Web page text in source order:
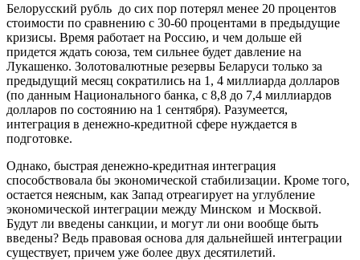
Белорусский рубль до сих пор потерял менее 20 процентов
стоимости по сравнению с 30-60 процентами в предыдущие
кризисы. Время работает на Россию, и чем дольше ей
придется ждать союза, тем сильнее будет давление на
Лукашенко. Золотовалютные резервы Беларуси только за
предыдущий месяц сократились на 1, 4 миллиарда долларов
(по данным Национального банка, с 8,8 до 7,4 миллиардов
долларов по состоянию на 1 сентября). Разумеется,
интеграция в денежно-кредитной сфере нуждается в
подготовке.
Однако, быстрая денежно-кредитная интеграция
способствовала бы экономической стабилизации. Кроме того,
остается неясным, как Запад отреагирует на углубление
экономической интеграции между Минском и Москвой.
Будут ли введены санкции, и могут ли они вообще быть
введены? Ведь правовая основа для дальнейшей интеграции
существует, причем уже более двух десятилетий.